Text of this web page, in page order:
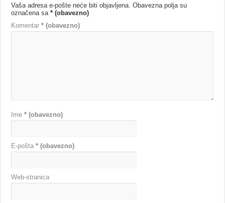
Vaša adresa e-pošte neće biti objavljena. Obavezna polja su
označena sa* (obavezno)
Komentar* (obavezno)
Ime* (obavezno)
E-pošta* (obavezno)
Web-stranica